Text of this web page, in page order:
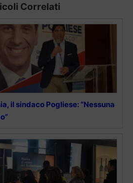
Correlati
il sindaco Pogliese: ”Nessuna